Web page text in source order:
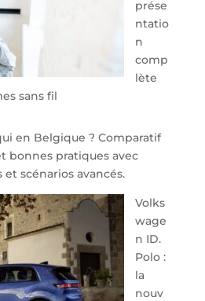
prése
ntatio
n
comp
lète
sans fil
en Belgique ? Comparatif
bonnes pratiques avec
scénarios avancés.
Volks
wage
n ID.
Polo :
la
nouv